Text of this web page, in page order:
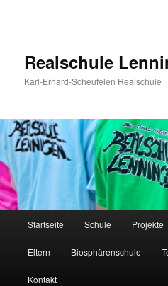
Realschule
Karl-Erhard-Scheufelen Realschule
Startseite Schule Projekte
Eltern Biosphärenschule
Kontakt